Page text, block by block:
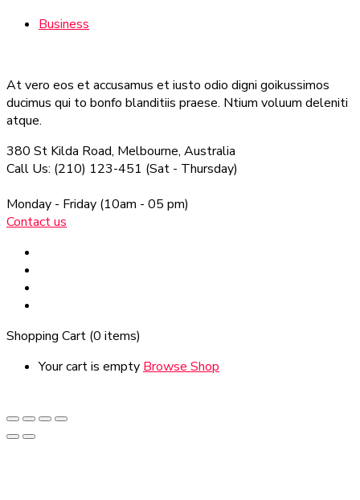
Business
At vero eos et accusamus et iusto odio digni goikussimos
ducimus qui to bonfo blanditiis praese. Ntium voluum deleniti
atque.
380 St Kilda Road, Melbourne, Australia
Call Us: (210) 123-451 (Sat - Thursday)
Monday - Friday (10am - 05 pm)
Contact us
Shopping Cart (0 items)
Your cart is empty Browse Shop